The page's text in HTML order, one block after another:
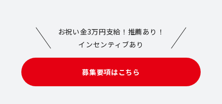
お祝い金3万円支給！推薦あり！
インセンティブあり
募集要項はこちら